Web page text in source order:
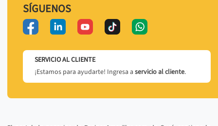
SÍGUENOS
SERVICIO AL CLIENTE
¡Estamos para ayudarte! Ingresa a servicio al cliente.